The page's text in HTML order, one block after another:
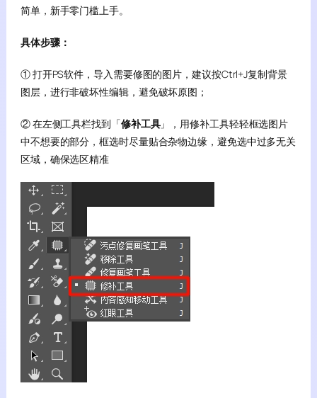
简单，新手零门槛上手。
具体步骤：
① 打开PS软件，导入需要修图的图片，建议按Ctrl+J复制背景
图层，进行非破坏性编辑，避免破坏原图；
② 在左侧工具栏找到「修补工具」，用修补工具轻轻框选图片
中不想要的部分，框选时尽量贴合杂物边缘，避免选中过多无关
区域，确保选区精准